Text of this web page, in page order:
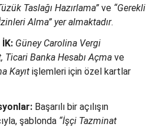
Taslağı Hazırlama” ve “Gerekli
Alma” yer almaktadır.
Güney Carolina Vergi
Ticari Banka Hesabı Açma ve
Kayıt işlemleri için özel kartlar
Başarılı bir açılışın
şablonda “İşçi Tazminat